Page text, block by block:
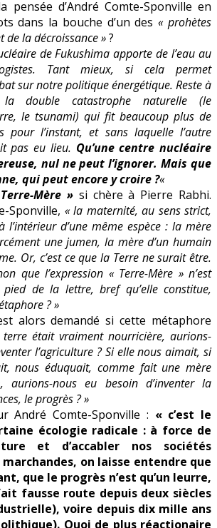
pensée d’André Comte-Sponville en
dans la bouche d’un des« prohètes
de la décroissance »?
de Fukushima apporte de l’eau au
Tant mieux, si cela permet
sur notre politique énergétique. Reste à
double catastrophe naturelle (le
le tsunami) qui fit beaucoup plus de
l’instant, et sans laquelle l’autre
pas eu lieu. Qu’une centre nucléaire
nul ne peut l’ignorer. Mais que
qui peut encore y croire ?«
Mère » si chère à Pierre Rabhi.
Sponville, « la maternité, au sens strict,
l’intérieur d’une même espèce : la mère
une jumen, la mère d’un humain
Or, c’est ce que la Terre ne surait être.
que l’expression « Terre-Mère » n’est
de la lettre, bref qu’elle constitue,
? »
alors demandé si cette métaphore
était vraiment nourricière, aurions-
l’agriculture ? Si elle nous aimait, si
nous éduquait, comme fait une mère
nous eu besoin d’inventer la
le progrès ? »
André Comte-Sponville : « c’est le
écologie radicale : à force de
et d’accabler nos sociétés
on laisse entendre que
que le progrès n’est qu’un leurre,
fausse route depuis deux siècles
voire depuis dix mille ans
Quoi de plus réactionaire